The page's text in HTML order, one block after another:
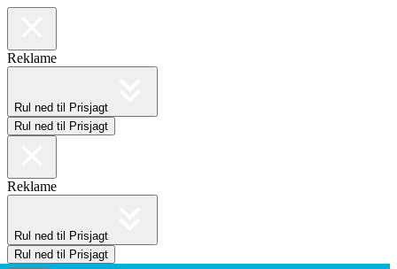
Reklame
Rul ned til Prisjagt
Rul ned til Prisjagt
Reklame
Rul ned til Prisjagt
Rul ned til Prisjagt